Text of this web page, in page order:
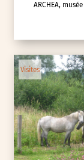
ARCHEA,
Visites